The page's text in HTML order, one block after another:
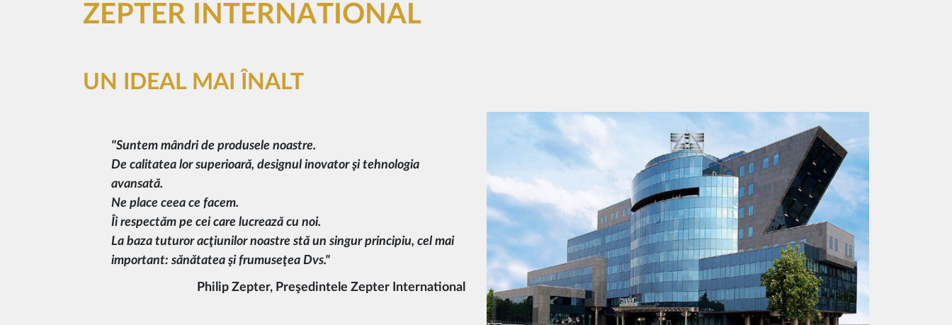
ZEPTER INTERNATIONAL
UN IDEAL MAI ÎNALT
"Suntem mândri de produsele noastre.
De calitatea lor superioară, designul inovator şi tehnologia
avansată.
Ne place ceea ce facem.
Îi respectăm pe cei care lucrează cu noi.
La baza tuturor acţiunilor noastre stă un singur principiu, cel mai
important: sănătatea şi frumuseţea Dvs."
Philip Zepter, Preşedintele Zepter International